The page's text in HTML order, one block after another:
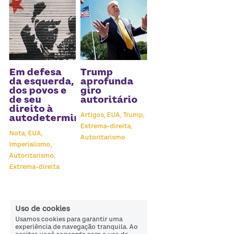
Em defesa
da esquerda,
dos povos e
de seu
direito à
autodeterminação
Nota, EUA,
Imperialismo,
Autoritarismo,
Extrema-direita
Trump
aprofunda
giro
autoritário
Artigos, EUA, Trump,
Extrema-direita,
Autoritarismo
Uso de cookies
Usamos cookies para garantir uma
experiência de navegação tranquila. Ao